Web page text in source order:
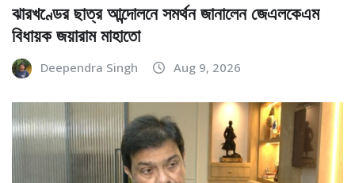
ঝারখণ্ডের ছাত্র আন্দোলনে সমর্থন জানালেন জেএলকেএম
বিধায়ক জয়ারাম মাহাতো
Deependra Singh Aug 9, 2026